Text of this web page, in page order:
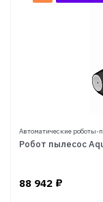
Автоматические роботы-
Робот пылесос
88 942 ₽